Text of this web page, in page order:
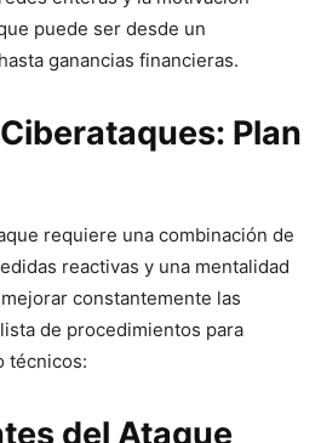
puede ser⁤ desde un​
ganancias financieras.
Plan
requiere una combinación de
reactivas y ⁣una mentalidad
⁣constantemente‍ las
de procedimientos para
técnicos:
‌del Ataque